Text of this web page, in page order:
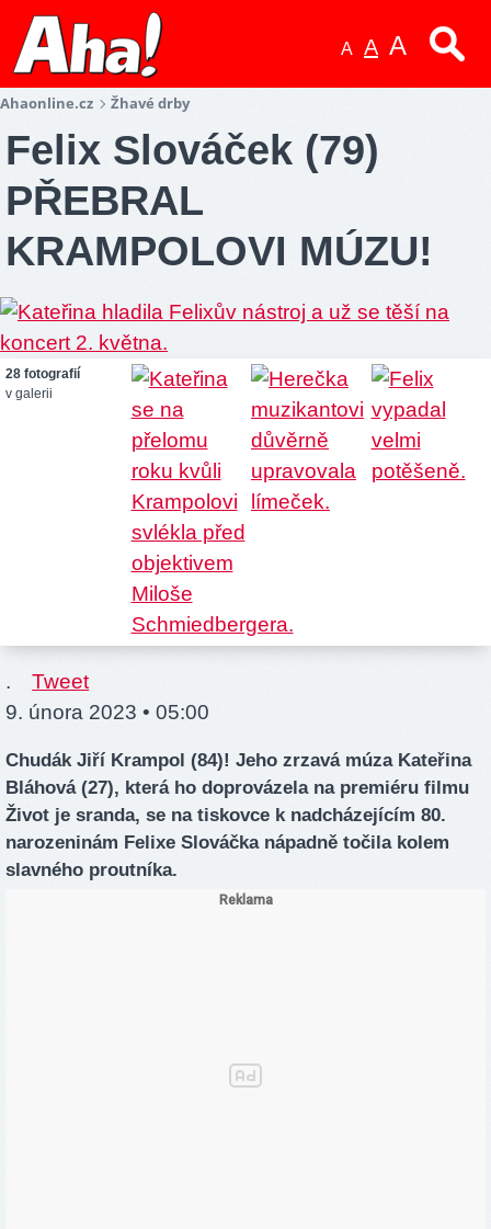
A A A
Ahaonline.cz Žhavé drby
Felix Slováček (79)
PŘEBRAL
KRAMPOLOVI MÚZU!
28 fotografií
v galerii
.
Tweet
9. února 2023 • 05:00
Chudák Jiří Krampol (84)! Jeho zrzavá múza Kateřina
Bláhová (27), která ho doprovázela na premiéru filmu
Život je sranda, se na tiskovce k nadcházejícím 80.
narozeninám Felixe Slováčka nápadně točila kolem
slavného proutníka.